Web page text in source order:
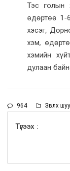
Тэс голын
өдөртөө 1-
хэсэг,
хэм,
хэмийн
дулаан
964 Зөвлөх
Түгээх :